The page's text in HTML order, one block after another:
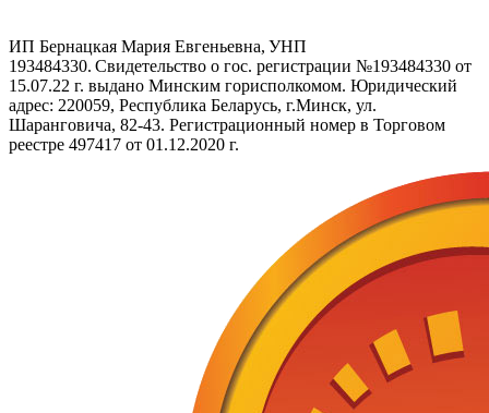
ИП Бернацкая Мария Евгеньевна, УНП
193484330. Свидетельство о гос. регистрации №193484330 от
15.07.22 г. выдано Минским горисполкомом. Юридический
адрес: 220059, Республика Беларусь, г.Минск, ул.
Шаранговича, 82-43. Регистрационный номер в Торговом
реестре 497417 от 01.12.2020 г.